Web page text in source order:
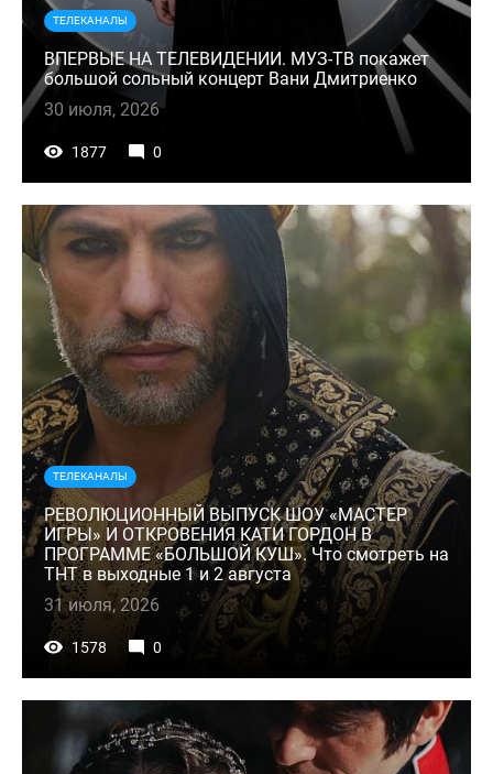
ТЕЛЕКАНАЛЫ
ВПЕРВЫЕ НА ТЕЛЕВИДЕНИИ. МУЗ-ТВ покажет
большой сольный концерт Вани Дмитриенко
30 июля, 2026
1877 0
ТЕЛЕКАНАЛЫ
РЕВОЛЮЦИОННЫЙ ВЫПУСК ШОУ «МАСТЕР
ИГРЫ» И ОТКРОВЕНИЯ КАТИ ГОРДОН В
ПРОГРАММЕ «БОЛЬШОЙ КУШ». Что смотреть на
ТНТ в выходные 1 и 2 августа
31 июля, 2026
1578 0